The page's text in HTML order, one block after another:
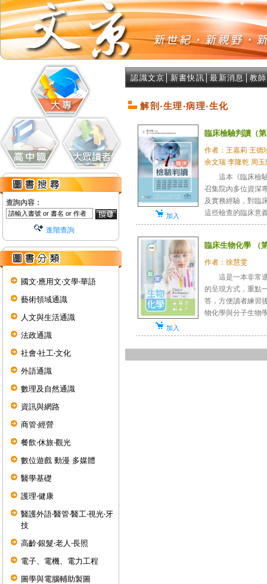
查詢內容：
進階查詢
國文‧應用文‧文學‧華語
藝術領域通識
人文與生活通識
法政通識
社會‧社工‧文化
外語通識
數理及自然通識
資訊與網路
商管‧經營
餐飲‧休旅‧觀光
數位遊戲 動漫 多媒體
醫學基礎
護理‧健康
醫護外語‧醫管‧醫工‧視光‧牙
技
高齡‧銀髮‧老人‧長照
電子、電機、電力工程
圖學與電腦輔助製圖
認識文京 新書快訊 │最新消息 教
解剖‧生理‧病理‧生化
臨床檢驗判讀（
作者：王嘉莉 王德
余文瑞 李隆乾 周玉
這本《臨床檢驗
召集院內多位資深
及實務經驗，對臨
這些檢查的臨床意
加入
臨床生物化學 （
作者：徐慧雯
這是一本非常適
的呈現方式，重點
答，方便讀者練
物化學與分子生物
加入